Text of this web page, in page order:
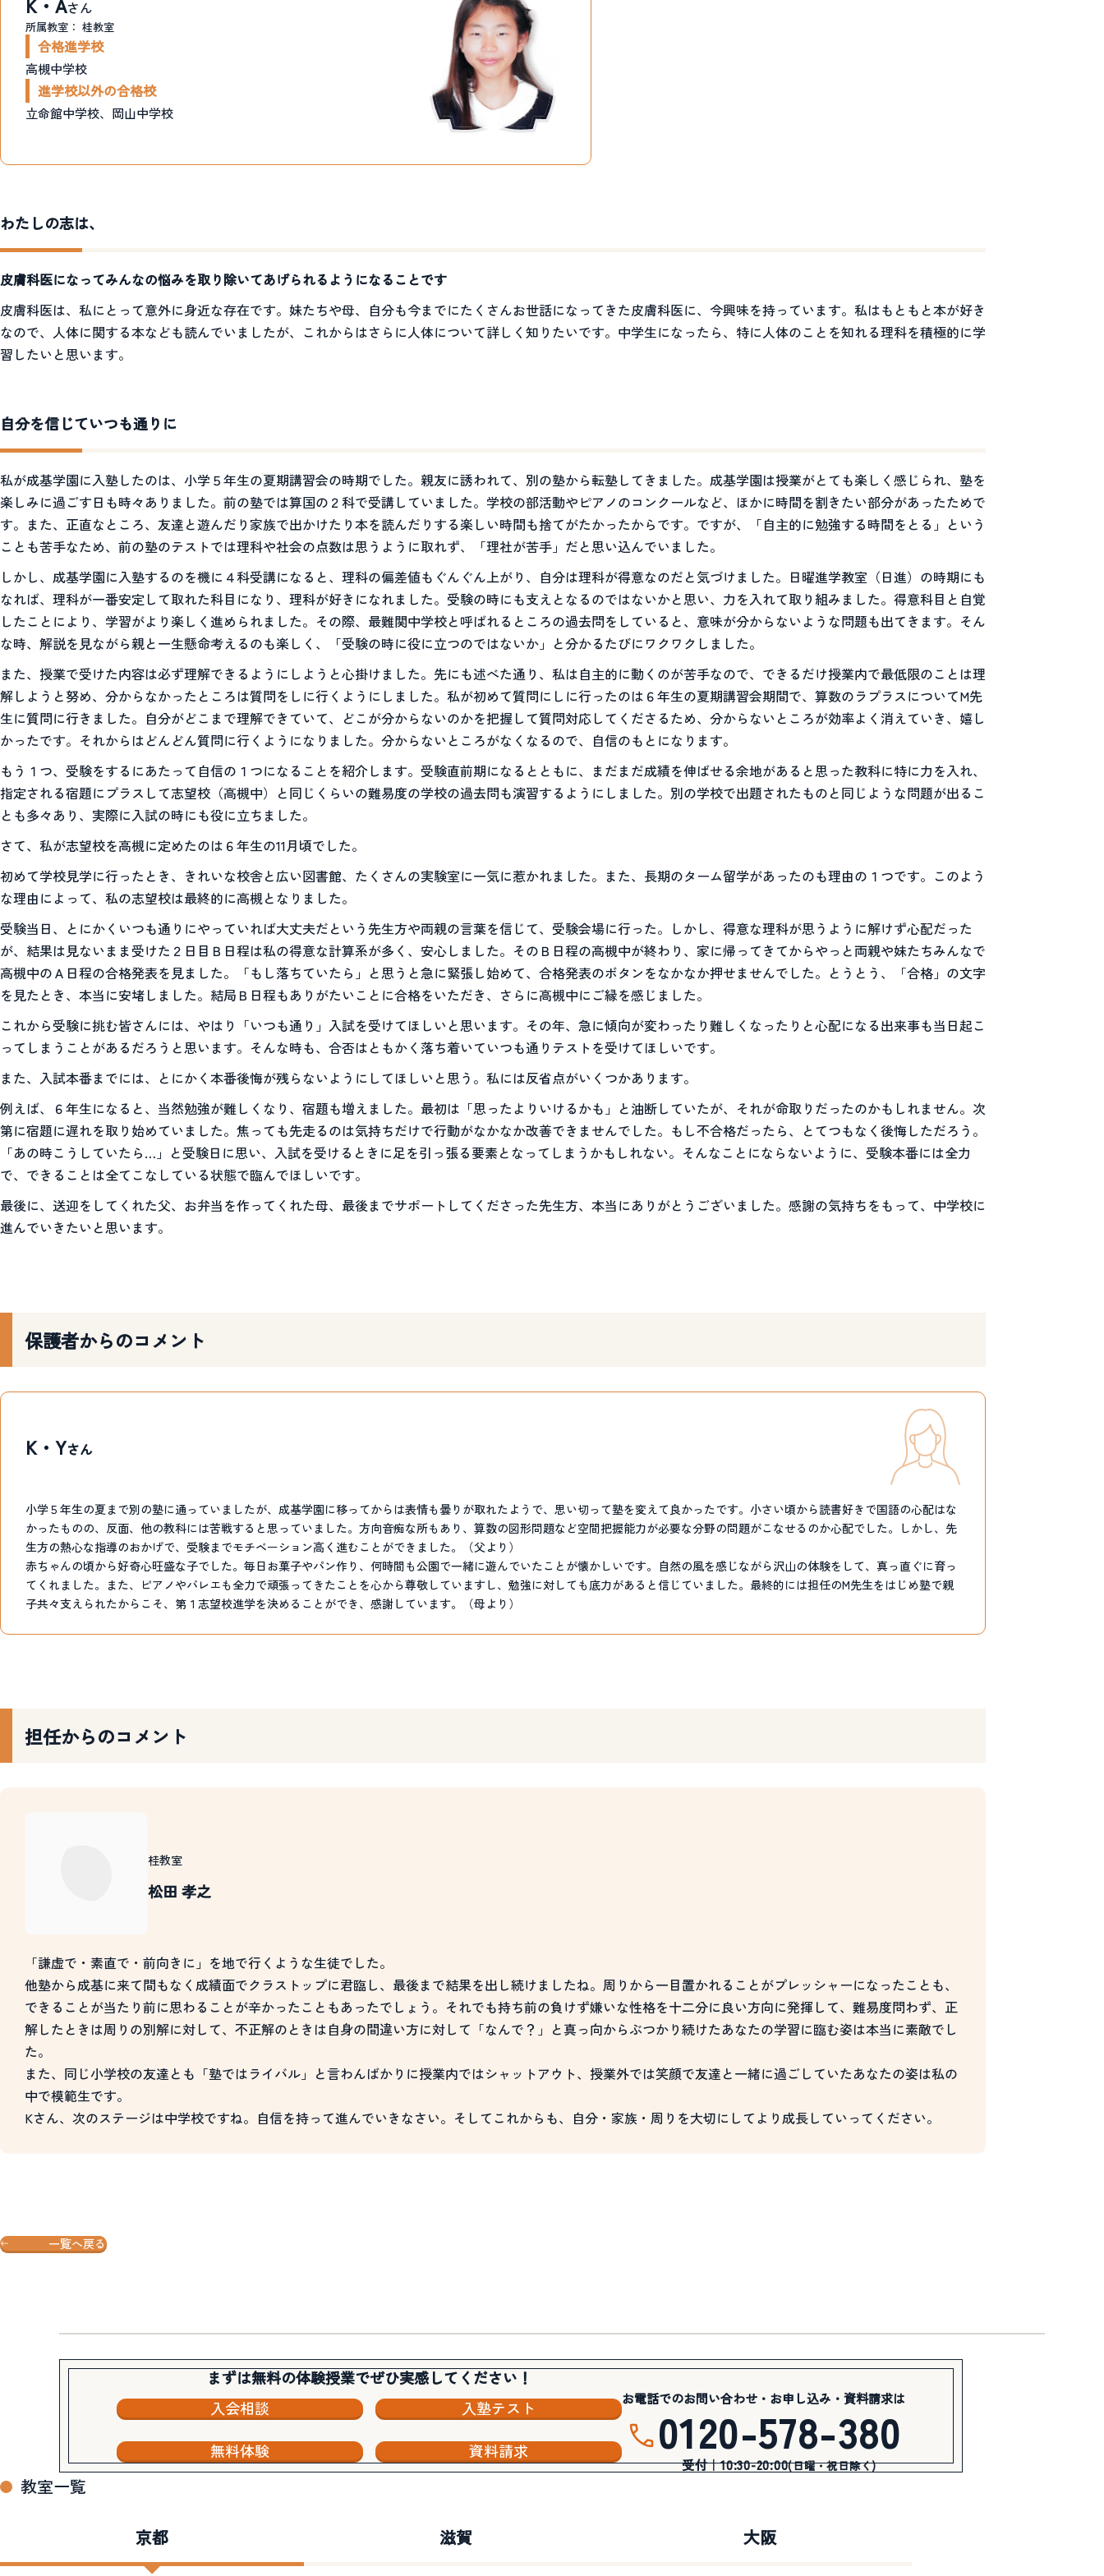
さん
所属教室： 桂教室
合格進学校
高槻中学校
進学校以外の合格校
立命館中学校、岡山中学校
わたしの志は、
皮膚科医になってみんなの悩みを取り除いてあげられるようになることです
皮膚科医は、私にとって意外に身近な存在です。妹たちや母、自分も今までにたくさんお世話になってきた皮膚科医に、今興味を持っています。私はもともと本が好き
なので、人体に関する本なども読んでいましたが、これからはさらに人体について詳しく知りたいです。中学生になったら、特に人体のことを知れる理科を積極的に学
習したいと思います。
自分を信じていつも通りに
私が成基学園に入塾したのは、小学５年生の夏期講習会の時期でした。親友に誘われて、別の塾から転塾してきました。成基学園は授業がとても楽しく感じられ、塾を
楽しみに過ごす日も時々ありました。前の塾では算国の２科で受講していました。学校の部活動やピアノのコンクールなど、ほかに時間を割きたい部分があったためで
す。また、正直なところ、友達と遊んだり家族で出かけたり本を読んだりする楽しい時間も捨てがたかったからです。ですが、「自主的に勉強する時間をとる」という
ことも苦手なため、前の塾のテストでは理科や社会の点数は思うように取れず、「理社が苦手」だと思い込んでいました。
しかし、成基学園に入塾するのを機に４科受講になると、理科の偏差値もぐんぐん上がり、自分は理科が得意なのだと気づけました。日曜進学教室（日進）の時期にも
なれば、理科が一番安定して取れた科目になり、理科が好きになれました。受験の時にも支えとなるのではないかと思い、力を入れて取り組みました。得意科目と自覚
したことにより、学習がより楽しく進められました。その際、最難関中学校と呼ばれるところの過去問をしていると、意味が分からないような問題も出てきます。そん
な時、解説を見ながら親と一生懸命考えるのも楽しく、「受験の時に役に立つのではないか」と分かるたびにワクワクしました。
また、授業で受けた内容は必ず理解できるようにしようと心掛けました。先にも述べた通り、私は自主的に動くのが苦手なので、できるだけ授業内で最低限のことは理
解しようと努め、分からなかったところは質問をしに行くようにしました。私が初めて質問にしに行ったのは６年生の夏期講習会期間で、算数のラプラスについてМ先
生に質問に行きました。自分がどこまで理解できていて、どこが分からないのかを把握して質問対応してくださるため、分からないところが効率よく消えていき、嬉し
かったです。それからはどんどん質問に行くようになりました。分からないところがなくなるので、自信のもとになります。
もう１つ、受験をするにあたって自信の１つになることを紹介します。受験直前期になるとともに、まだまだ成績を伸ばせる余地があると思った教科に特に力を入れ、
指定される宿題にプラスして志望校（高槻中）と同じくらいの難易度の学校の過去問も演習するようにしました。別の学校で出題されたものと同じような問題が出るこ
とも多々あり、実際に入試の時にも役に立ちました。
さて、私が志望校を高槻に定めたのは６年生の11月頃でした。
初めて学校見学に行ったとき、きれいな校舎と広い図書館、たくさんの実験室に一気に惹かれました。また、長期のターム留学があったのも理由の１つです。このよう
な理由によって、私の志望校は最終的に高槻となりました。
受験当日、とにかくいつも通りにやっていれば大丈夫だという先生方や両親の言葉を信じて、受験会場に行った。しかし、得意な理科が思うように解けず心配だった
が、結果は見ないまま受けた２日目Ｂ日程は私の得意な計算系が多く、安心しました。そのＢ日程の高槻中が終わり、家に帰ってきてからやっと両親や妹たちみんなで
高槻中のＡ日程の合格発表を見ました。「もし落ちていたら」と思うと急に緊張し始めて、合格発表のボタンをなかなか押せませんでした。とうとう、「合格」の文字
を見たとき、本当に安堵しました。結局Ｂ日程もありがたいことに合格をいただき、さらに高槻中にご縁を感じました。
これから受験に挑む皆さんには、やはり「いつも通り」入試を受けてほしいと思います。その年、急に傾向が変わったり難しくなったりと心配になる出来事も当日起こ
ってしまうことがあるだろうと思います。そんな時も、合否はともかく落ち着いていつも通りテストを受けてほしいです。
また、入試本番までには、とにかく本番後悔が残らないようにしてほしいと思う。私には反省点がいくつかあります。
例えば、６年生になると、当然勉強が難しくなり、宿題も増えました。最初は「思ったよりいけるかも」と油断していたが、それが命取りだったのかもしれません。次
第に宿題に遅れを取り始めていました。焦っても先走るのは気持ちだけで行動がなかなか改善できませんでした。もし不合格だったら、とてつもなく後悔しただろう。
「あの時こうしていたら…」と受験日に思い、入試を受けるときに足を引っ張る要素となってしまうかもしれない。そんなことにならないように、受験本番には全力
で、できることは全てこなしている状態で臨んでほしいです。
最後に、送迎をしてくれた父、お弁当を作ってくれた母、最後までサポートしてくださった先生方、本当にありがとうございました。感謝の気持ちをもって、中学校に
進んでいきたいと思います。
保護者からのコメント
K・Yさん
小学５年生の夏まで別の塾に通っていましたが、成基学園に移ってからは表情も曇りが取れたようで、思い切って塾を変えて良かったです。小さい頃から読書好きで国語の心配はな
かったものの、反面、他の教科には苦戦すると思っていました。方向音痴な所もあり、算数の図形問題など空間把握能力が必要な分野の問題がこなせるのか心配でした。しかし、先
生方の熱心な指導のおかげで、受験までモチベーション高く進むことができました。（父より）
赤ちゃんの頃から好奇心旺盛な子でした。毎日お菓子やパン作り、何時間も公園で一緒に遊んでいたことが懐かしいです。自然の風を感じながら沢山の体験をして、真っ直ぐに育っ
てくれました。また、ピアノやバレエも全力で頑張ってきたことを心から尊敬していますし、勉強に対しても底力があると信じていました。最終的には担任のМ先生をはじめ塾で親
子共々支えられたからこそ、第１志望校進学を決めることができ、感謝しています。（母より）
担任からのコメント
桂教室
松田 孝之
「謙虚で・素直で・前向きに」を地で行くような生徒でした。
他塾から成基に来て間もなく成績面でクラストップに君臨し、最後まで結果を出し続けましたね。周りから一目置かれることがプレッシャーになったことも、
できることが当たり前に思わることが辛かったこともあったでしょう。それでも持ち前の負けず嫌いな性格を十二分に良い方向に発揮して、難易度問わず、正
解したときは周りの別解に対して、不正解のときは自身の間違い方に対して「なんで？」と真っ向からぶつかり続けたあなたの学習に臨む姿は本当に素敵でし
た。
また、同じ小学校の友達とも「塾ではライバル」と言わんばかりに授業内ではシャットアウト、授業外では笑顔で友達と一緒に過ごしていたあなたの姿は私の
中で模範生です。
Kさん、次のステージは中学校ですね。自信を持って進んでいきなさい。そしてこれからも、自分・家族・周りを大切にしてより成長していってください。
一覧へ戻る
まずは無料の体験授業でぜひ実感してください！
入会相談
入塾テスト
無料体験 資料請求
お電話でのお問い合わせ・お申し込み・資料請求は
0120-578-380
受付｜10:30-20:00(日曜・祝日除く)
教室一覧
京都 滋賀 大阪